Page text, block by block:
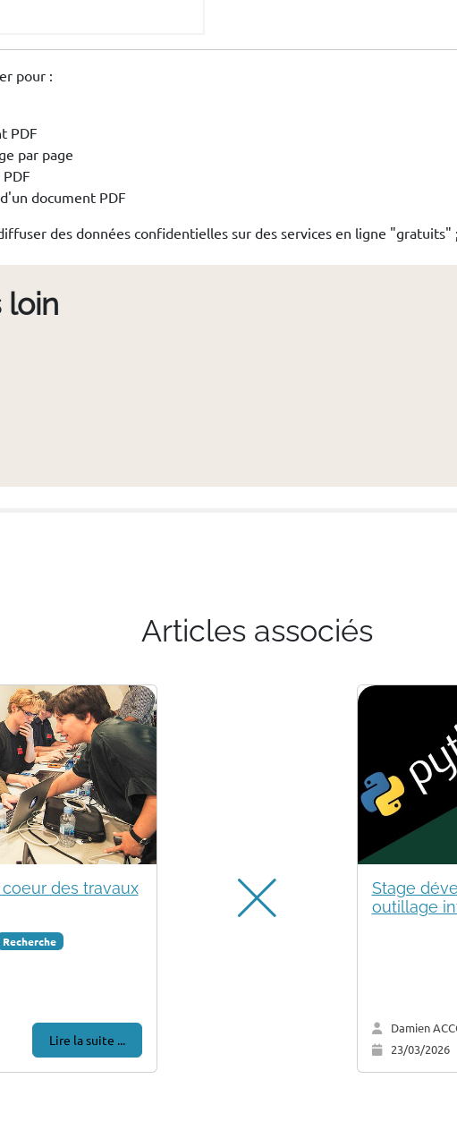
pour :
PDF
par page
document PDF
des données confidentielles sur des services en ligne "gratuits"
loin
Articles associés
des travaux
Recherche
Lire la suite ...
Stage
outillage
Damien
23/03/2026